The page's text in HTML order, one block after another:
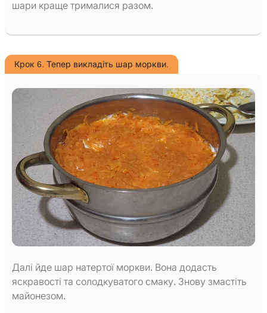
шари краще трималися разом.
Крок 6. Тепер викладіть шар моркви.
Далі йде шар натертої моркви. Вона додасть
яскравості та солодкуватого смаку. Знову змастіть
майонезом.